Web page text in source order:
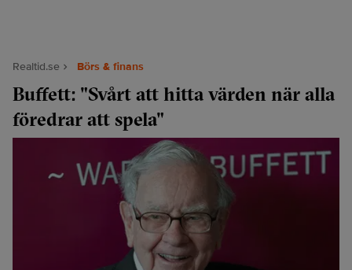
Realtid.se Börs & finans
Buffett: "Svårt att hitta värden när alla
föredrar att spela"